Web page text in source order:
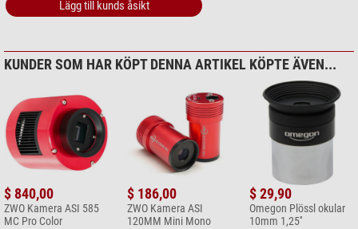
Lägg till kunds åsikt
KUNDER SOM HAR KÖPT DENNA ARTIKEL KÖPTE ÄVEN...
$ 840,00
ZWO Kamera ASI 585
MC Pro Color
$ 186,00
ZWO Kamera ASI
120MM Mini Mono
$ 29,90
Omegon Plössl okular
10mm 1,25''